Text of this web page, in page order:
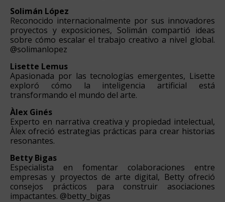
Solimán López
Reconocido internacionalmente por sus innovadores
proyectos y exposiciones, Solimán compartió ideas
sobre cómo escalar el trabajo creativo a nivel global.
@solimanlopez
Lisette Lemus
Apasionada por las tecnologías emergentes, Lisette
exploró cómo la inteligencia artificial está
transformando el mundo del arte.
Àlex Ginés
Experto en narrativa creativa y propiedad intelectual,
Àlex ofreció estrategias prácticas para crear historias
resonantes.
Betty Bigas
Especialista en fomentar colaboraciones entre
empresas y proyectos de arte digital, Betty ofreció
consejos prácticos para construir asociaciones
impactantes. @betty_bigas